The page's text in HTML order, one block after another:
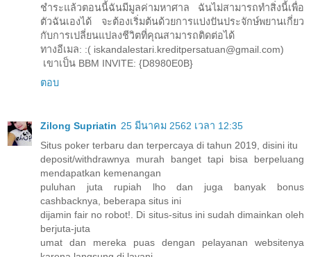
ชำระแล้วตอนนี้ฉันมีมูลค่ามหาศาล ฉันไม่สามารถทำสิ่งนี้เพื่อ
ตัวฉันเองได้ จะต้องเริ่มต้นด้วยการแบ่งปันประจักษ์พยานเกี่ยว
กับการเปลี่ยนแปลงชีวิตที่คุณสามารถติดต่อได้
ทางอีเมล: :( iskandalestari.kreditpersatuan@gmail.com)
เขาเป็น BBM INVITE: {D8980E0B}
ตอบ
Zilong Supriatin 25 มีนาคม 2562 เวลา 12:35
Situs poker terbaru dan terpercaya di tahun 2019, disini itu
deposit/withdrawnya murah banget tapi bisa berpeluang
mendapatkan kemenangan
puluhan juta rupiah lho dan juga banyak bonus
cashbacknya, beberapa situs ini
dijamin fair no robot!. Di situs-situs ini sudah dimainkan oleh
berjuta-juta
umat dan mereka puas dengan pelayanan websitenya